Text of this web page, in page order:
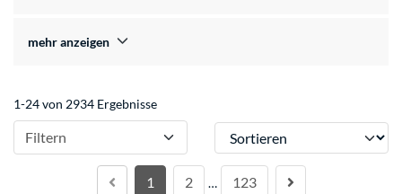
mehr anzeigen
1-24 von 2934 Ergebnisse
Filtern Sortieren
1 2 … 123